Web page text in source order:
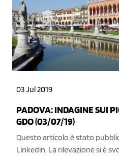
03 Jul 2019
PADOVA: INDAGINE SUI
GDO (03/07/19)
Questo articolo è stato
Linkedin. La rilevazione si è